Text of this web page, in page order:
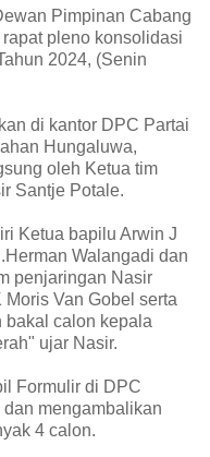
Pimpinan Cabang
pleno konsolidasi
2024, (Senin
di kantor DPC Partai
Hungaluwa,
oleh Ketua tim
Santje Potale.
Ketua bapilu Arwin J
Walangadi dan
penjaringan Nasir
Van Gobel serta
bakal calon kepala
ujar Nasir.
Formulir di DPC
mengambalikan
4 calon.